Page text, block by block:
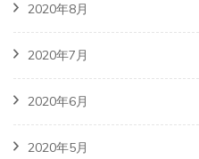
2020年8月
2020年7月
2020年6月
2020年5月